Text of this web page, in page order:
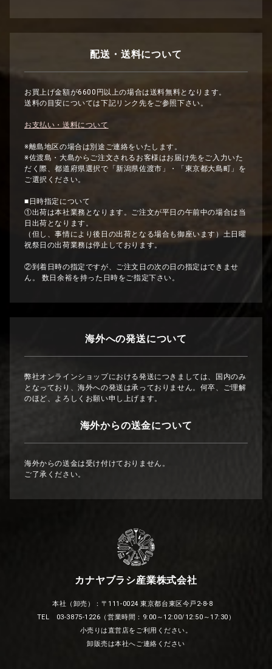
配送・送料について
お買上げ金額が6600円以上の場合は送料無料となります。
送料の目安については下記リンク先をご参照下さい。
お支払い・送料について
※離島地区の場合は別途ご連絡をいたします。
※佐渡島・大島からご注文されるお客様はお届け先をご入力いた
だく際、都道府県選択で「新潟県佐渡市」・「東京都大島町」を
ご選択ください。
■日時指定について
①出荷は本社業務となります。ご注文が平日の午前中の場合は当
日出荷となります。
（但し、事情により後日の出荷となる場合も御座います）土日曜
祝祭日の出荷業務は停止しております。
②到着日時の指定ですが、ご注文日の次の日の指定はできませ
ん。 数日余裕を持った日時をご指定下さい。
海外への発送について
弊社オンラインショップにおける発送につきましては、国内のみ
となっており、海外への発送は承っておりません。何卒、ご理解
のほど、よろしくお願い申し上げます。
海外からの送金について
海外からの送金は受け付けておりません。
ご了承ください。
カナヤブラシ産業株式会社
本社（卸売）：〒111-0024 東京都台東区今戸2-8-8
TEL 03-3875-1226（営業時間：9:00～12:00/12:50～17:30）
小売りは直営店をご利用ください。
卸販売は本社へご連絡ください